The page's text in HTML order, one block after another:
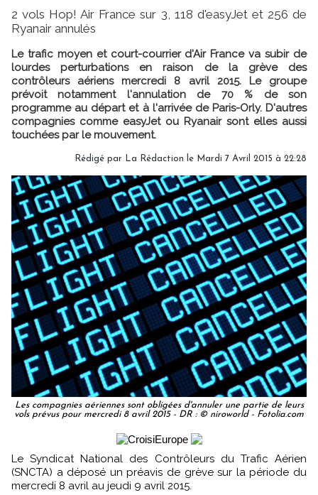
2 vols Hop! Air France sur 3, 118 d'easyJet et 256 de
Ryanair annulés
Le trafic moyen et court-courrier d'Air France va subir de
lourdes perturbations en raison de la grève des
contrôleurs aériens mercredi 8 avril 2015. Le groupe
prévoit notamment l'annulation de 70 % de son
programme au départ et à l'arrivée de Paris-Orly. D'autres
compagnies comme easyJet ou Ryanair sont elles aussi
touchées par le mouvement.
Rédigé par La Rédaction le Mardi 7 Avril 2015 à 22:28
Les compagnies aériennes sont obligées d'annuler une partie de leurs
vols prévus pour mercredi 8 avril 2015 - DR : © niroworld - Fotolia.com
Le Syndicat National des Contrôleurs du Trafic Aérien
(SNCTA) a déposé un préavis de grève sur la période du
mercredi 8 avril au jeudi 9 avril 2015.